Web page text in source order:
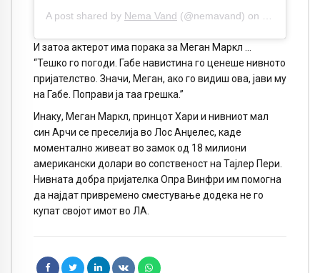
A post shared by Nema Vand (@nemavand) on
И затоа актерот има порака за Меган Маркл …
“Тешко го погоди. Габе навистина го ценеше нивното
пријателство. Значи, Меган, ако го видиш ова, јави му
на Габе. Поправи ја таа грешка.”
Инаку, Меган Маркл, принцот Хари и нивниот мал
син Арчи се преселија во Лос Анџелес, каде
моментално живеат во замок од 18 милиони
американски долари во сопственост на Тајлер Пери.
Нивната добра пријателка Опра Винфри им помогна
да најдат привремено сместување додека не го
купат својот имот во ЛА.